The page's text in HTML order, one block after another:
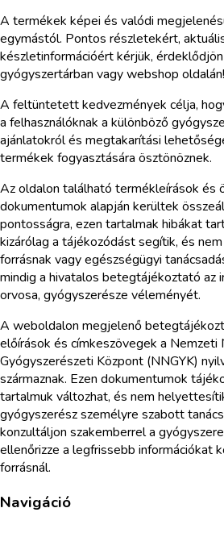
A termékek képei és valódi
egymástól. Pontos részletekért,
készletinformációért kérjük,
gyógyszertárban vagy webshop oldalán!
A feltüntetett kedvezmények célja,
a felhasználóknak a különböző
ajánlatokról és megtakarítási
termékek fogyasztására ösztönöznek.
Az oldalon található termékleírások és
dokumentumok alapján kerültek
pontosságra, ezen tartalmak hibákat
kizárólag a tájékozódást segítik, és
forrásnak vagy egészségügyi
mindig a hivatalos betegtájékoztató az
orvosa, gyógyszerésze véleményét.
A weboldalon megjelenő
előírások és címkeszövegek a Nemzeti
Gyógyszerészeti Központ (NNGYK)
származnak. Ezen dokumentumok
tartalmuk változhat, és nem
gyógyszerész személyre szabott
konzultáljon szakemberrel a
ellenőrizze a legfrissebb információkat
forrásnál.
Navigáció